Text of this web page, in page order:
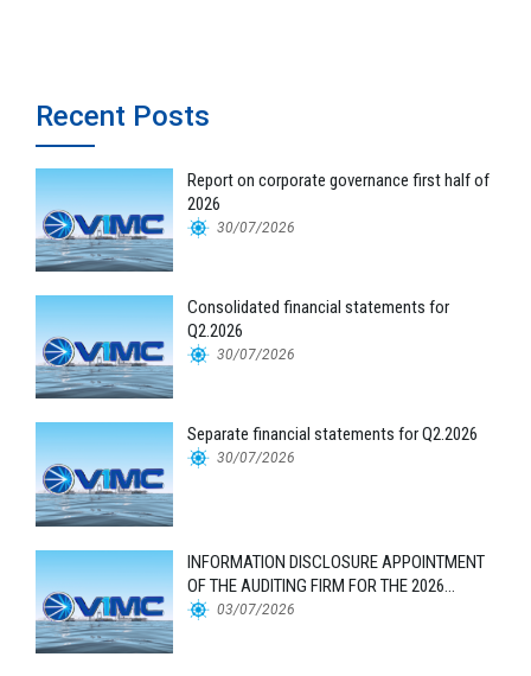
Recent Posts
Report on corporate governance first half of
2026
30/07/2026
Consolidated financial statements for
Q2.2026
30/07/2026
Separate financial statements for Q2.2026
30/07/2026
INFORMATION DISCLOSURE APPOINTMENT
OF THE AUDITING FIRM FOR THE 2026
FINANCIAL STATEMENTS
03/07/2026